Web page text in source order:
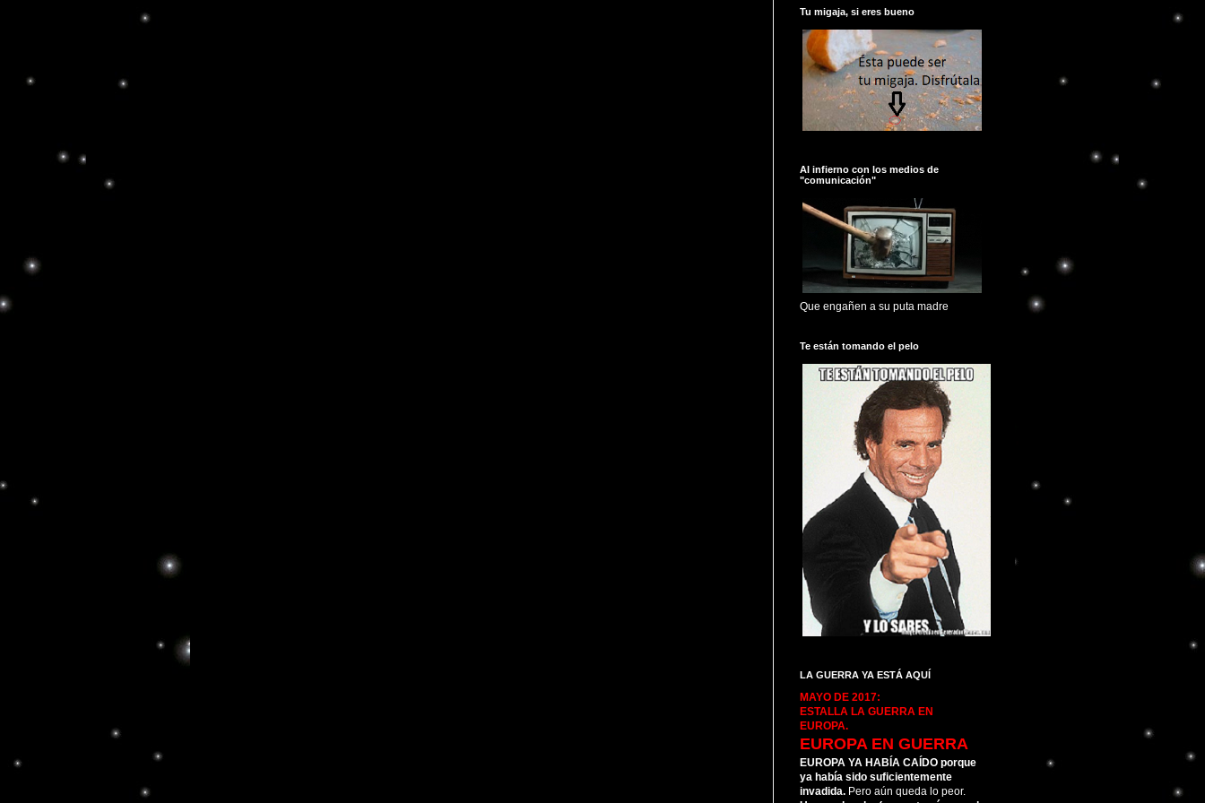
Tu migaja, si eres bueno
Al infierno con los medios de
"comunicación"
Que engañen a su puta madre
Te están tomando el pelo
LA GUERRA YA ESTÁ AQUÍ
MAYO DE 2017:
ESTALLA LA GUERRA EN
EUROPA.
EUROPA EN GUERRA
EUROPA YA HABÍA CAÍDO porque
ya había sido suficientemente
invadida. Pero aún queda lo peor.